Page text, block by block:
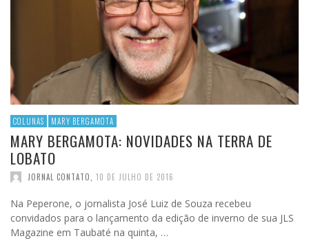
COLUNAS MARY BERGAMOTA
MARY BERGAMOTA: NOVIDADES NA TERRA DE
LOBATO
JORNAL CONTATO 10 DE JULHO DE 2016
Na Peperone, o jornalista José Luiz de Souza recebeu
convidados para o lançamento da edição de inverno de sua JLS
Magazine em Taubaté na quinta, …